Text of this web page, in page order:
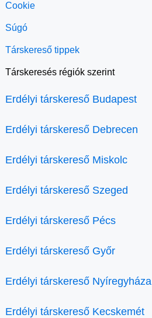
Cookie
Súgó
Társkereső tippek
Társkeresés régiók szerint
Erdélyi társkereső Budapest
Erdélyi társkereső Debrecen
Erdélyi társkereső Miskolc
Erdélyi társkereső Szeged
Erdélyi társkereső Pécs
Erdélyi társkereső Győr
Erdélyi társkereső Nyíregyháza
Erdélyi társkereső Kecskemét